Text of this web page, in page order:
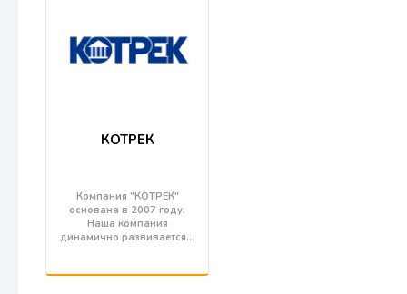
КОТРЕК
Компания "КОТРЕК"
основана в 2007 году.
Наша компания
динамично развивается…